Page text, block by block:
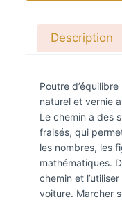
Description
Poutre
naturel et vernie
Le chemin a des
fraisés, qui
les nombres, les
mathématiques.
chemin et
voiture. Marcher